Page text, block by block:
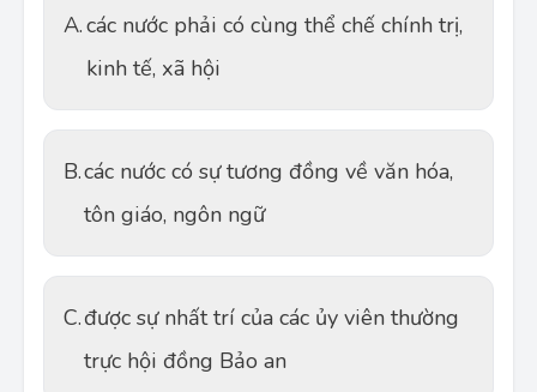
A.các nước phải có cùng thể chế chính trị,
kinh tế, xã hội
B.các nước có sự tương đồng về văn hóa,
tôn giáo, ngôn ngữ
C.được sự nhất trí của các ủy viên thường
trực hội đồng Bảo an